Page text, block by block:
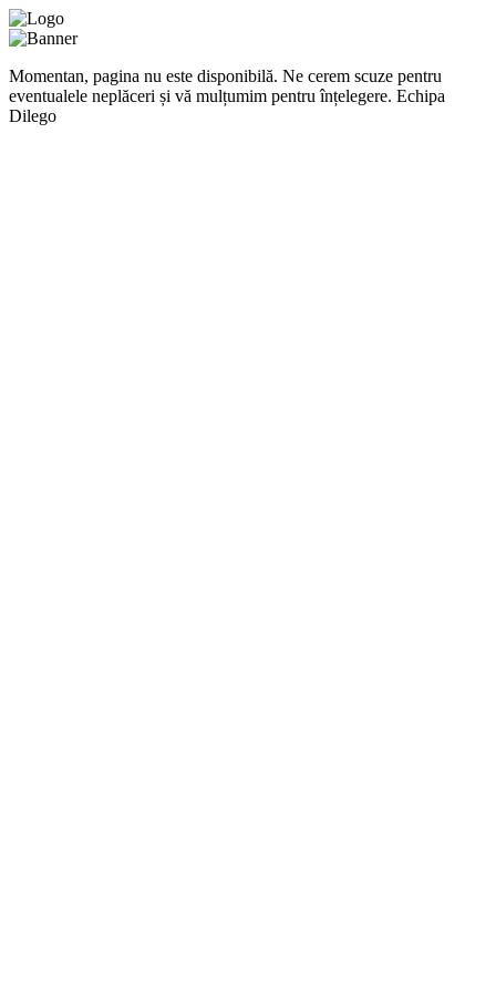
Momentan, pagina nu este disponibilă. Ne cerem scuze pentru
eventualele neplăceri și vă mulțumim pentru înțelegere. Echipa
Dilego